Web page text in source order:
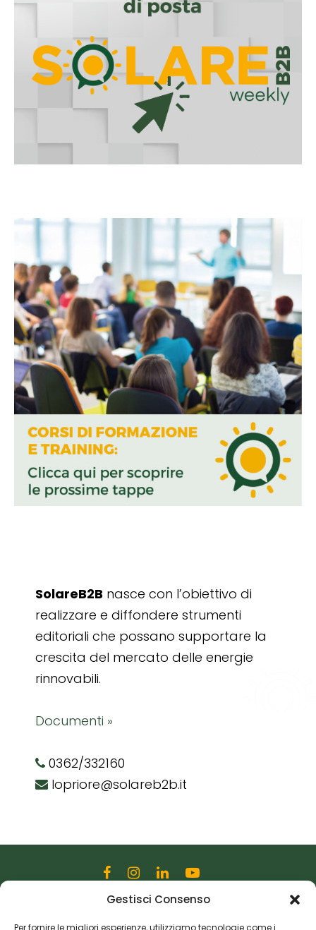
Gestisci Consenso
Per fornire le migliori esperienze, utilizziamo tecnologie come i
SolareB2B nasce con l’obiettivo di
realizzare e diffondere strumenti
editoriali che possano supportare la
crescita del mercato delle energie
rinnovabili.
Documenti »
0362/332160
lopriore@solareb2b.it
Via Martiri della Libertà, 28